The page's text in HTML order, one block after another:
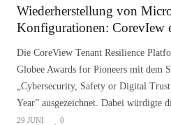
Wiederherstellung von
Konfigurationen: CorevIew
Die CoreView Tenant Resilience
Globee Awards for Pioneers mit dem
„Cybersecurity, Safety or Digital
Year” ausgezeichnet. Dabei würdigte
29 JUNI 0